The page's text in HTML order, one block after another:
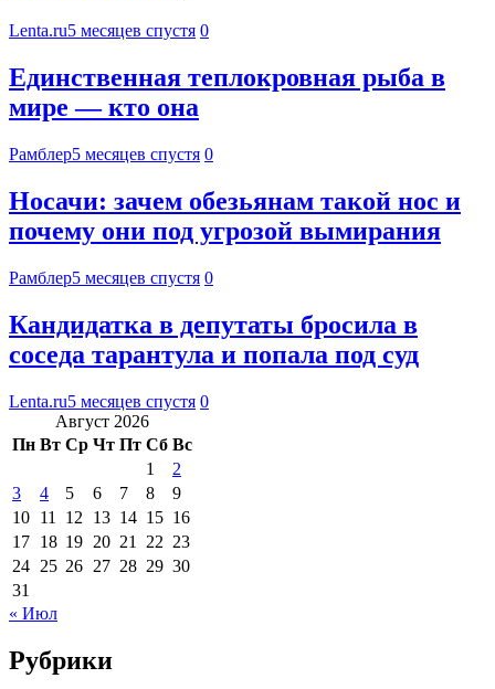
Lenta.ru5 месяцев спустя 0
Единственная теплокровная рыба в
мире — кто она
Рамблер5 месяцев спустя 0
Носачи: зачем обезьянам такой нос и
почему они под угрозой вымирания
Рамблер5 месяцев спустя 0
Кандидатка в депутаты бросила в
соседа тарантула и попала под суд
Lenta.ru5 месяцев спустя 0
Август 2026
Пн Вт Ср Чт Пт Сб Вс
1
2
3
4 5 6 7 8
9
10 11 12 13 14 15 16
17 18 19 20 21 22 23
24 25 26 27 28 29 30
31
« Июл
Рубрики